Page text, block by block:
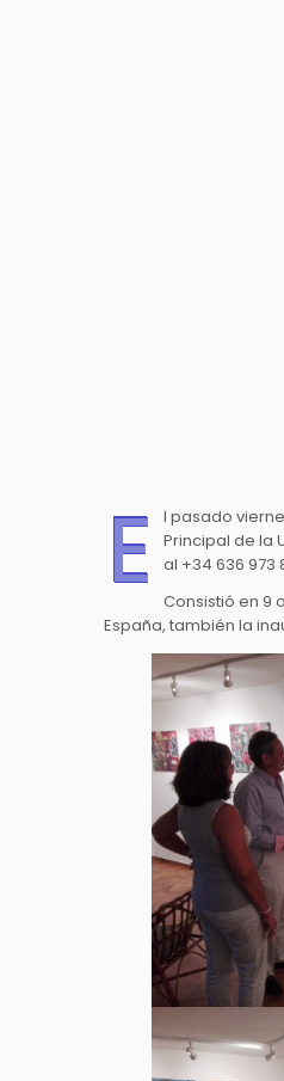
E
l pasado
Principal de la
al +34 636 973
Consistió en 9
España, también la